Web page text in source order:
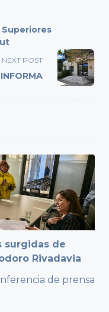
NEXT POST
surgidas de
Rivadavia
de prensa